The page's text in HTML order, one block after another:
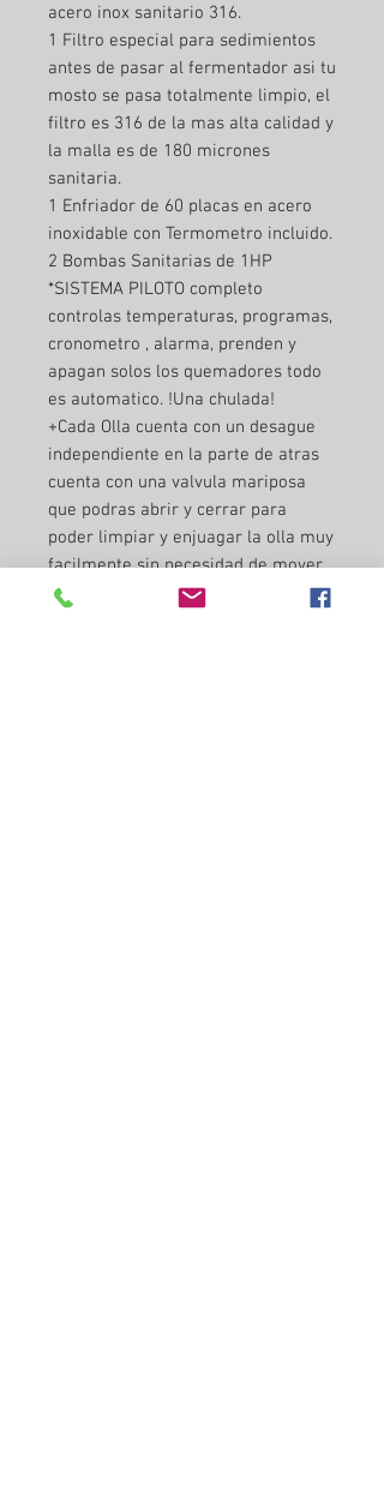
acero inox sanitario 316.
1 Filtro especial para sedimientos
antes de pasar al fermentador asi tu
mosto se pasa totalmente limpio, el
filtro es 316 de la mas alta calidad y
la malla es de 180 micrones
sanitaria.
1 Enfriador de 60 placas en acero
inoxidable con Termometro incluido.
2 Bombas Sanitarias de 1HP
*SISTEMA PILOTO completo
controlas temperaturas, programas,
cronometro , alarma, prenden y
apagan solos los quemadores todo
es automatico. !Una chulada!
+Cada Olla cuenta con un desague
independiente en la parte de atras
cuenta con una valvula mariposa
que podras abrir y cerrar para
poder limpiar y enjuagar la olla muy
facilmente sin necesidad de mover
las ollas.